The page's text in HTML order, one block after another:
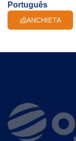
Português
ANCHIETA